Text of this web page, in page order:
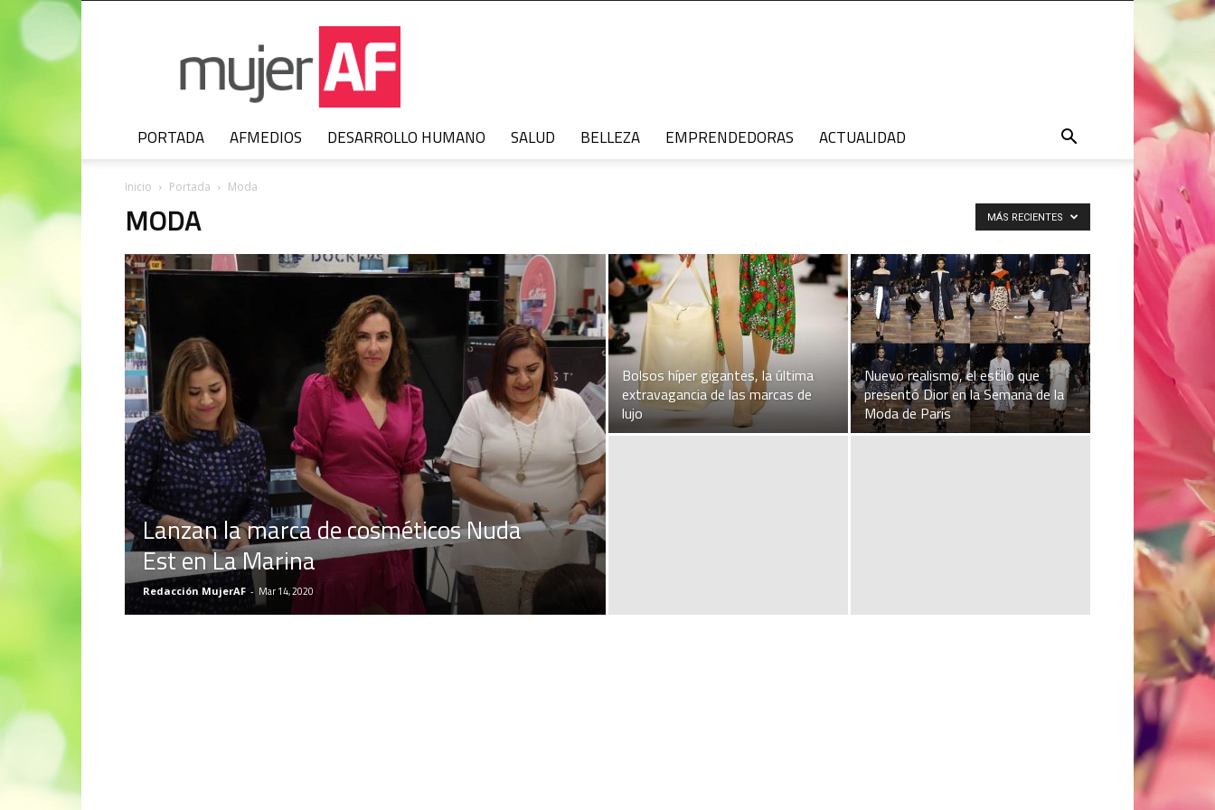
PORTADA AFMEDIOS DESARROLLO HUMANO SALUD BELLEZA EMPRENDEDORAS ACTUALIDAD
Inicio Portada Moda
MODA MÁS RECIENTES
Lanzan la marca de cosméticos Nuda
Est en La Marina
Redacción MujerAF - Mar 14, 2020
Bolsos híper gigantes, la última
extravagancia de las marcas de
lujo
Nuevo realismo, el estilo que
presentó Dior en la Semana de la
Moda de París